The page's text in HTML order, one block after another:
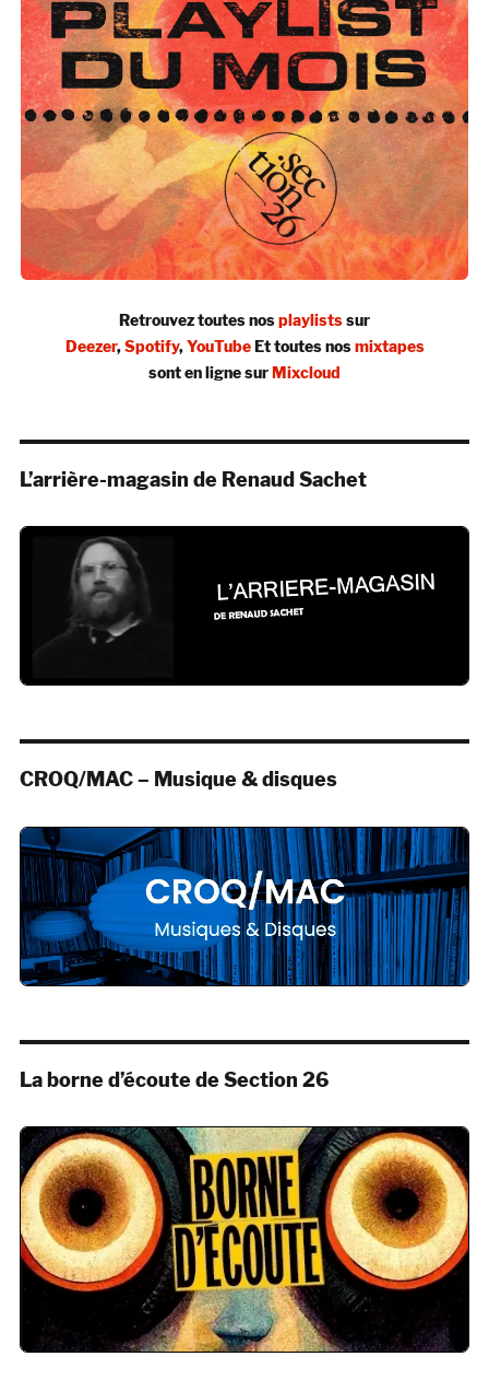
Retrouvez toutes nosplaylistssur
Deezer,Spotify,YouTubeEt toutes nosmixtapes
sont en ligne surMixcloud
L’arrière-magasin de Renaud Sachet
CROQ/MAC – Musique & disques
La borne d’écoute de Section 26